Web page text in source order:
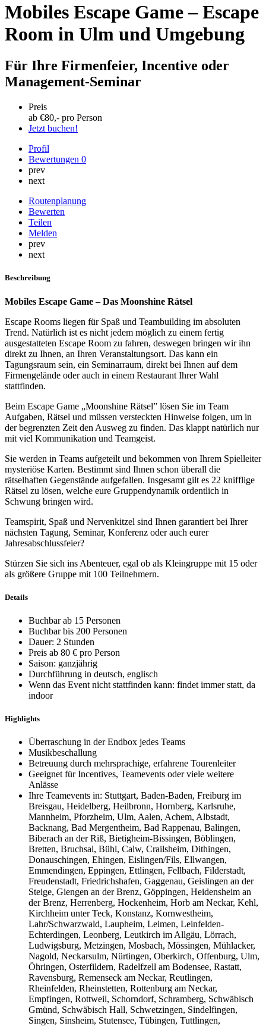
Mobiles Escape Game – Escape
Room in Ulm und Umgebung
Für Ihre Firmenfeier, Incentive oder
Management-Seminar
Preis
ab €80,- pro Person
Jetzt buchen!
Profil
Bewertungen 0
prev
next
Routenplanung
Bewerten
Teilen
Melden
prev
next
Beschreibung
Mobiles Escape Game – Das Moonshine Rätsel
Escape Rooms liegen für Spaß und Teambuilding im absoluten
Trend. Natürlich ist es nicht jedem möglich zu einem fertig
ausgestatteten Escape Room zu fahren, deswegen bringen wir ihn
direkt zu Ihnen, an Ihren Veranstaltungsort. Das kann ein
Tagungsraum sein, ein Seminarraum, direkt bei Ihnen auf dem
Firmengelände oder auch in einem Restaurant Ihrer Wahl
stattfinden.
Beim Escape Game „Moonshine Rätsel” lösen Sie im Team
Aufgaben, Rätsel und müssen versteckten Hinweise folgen, um in
der begrenzten Zeit den Ausweg zu finden. Das klappt natürlich nur
mit viel Kommunikation und Teamgeist.
Sie werden in Teams aufgeteilt und bekommen von Ihrem Spielleiter
mysteriöse Karten. Bestimmt sind Ihnen schon überall die
rätselhaften Gegenstände aufgefallen. Insgesamt gilt es 22 knifflige
Rätsel zu lösen, welche eure Gruppendynamik ordentlich in
Schwung bringen wird.
Teamspirit, Spaß und Nervenkitzel sind Ihnen garantiert bei Ihrer
nächsten Tagung, Seminar, Konferenz oder auch eurer
Jahresabschlussfeier?
Stürzen Sie sich ins Abenteuer, egal ob als Kleingruppe mit 15 oder
als größere Gruppe mit 100 Teilnehmern.
Details
Buchbar ab 15 Personen
Buchbar bis 200 Personen
Dauer: 2 Stunden
Preis ab 80 € pro Person
Saison: ganzjährig
Durchführung in deutsch, englisch
Wenn das Event nicht stattfinden kann: findet immer statt, da
indoor
Highlights
Überraschung in der Endbox jedes Teams
Musikbeschallung
Betreuung durch mehrsprachige, erfahrene Tourenleiter
Geeignet für Incentives, Teamevents oder viele weitere
Anlässe
Ihre Teamevents in: Stuttgart, Baden-Baden, Freiburg im
Breisgau, Heidelberg, Heilbronn, Hornberg, Karlsruhe,
Mannheim, Pforzheim, Ulm, Aalen, Achem, Albstadt,
Backnang, Bad Mergentheim, Bad Rappenau, Balingen,
Biberach an der Riß, Bietigheim-Bissingen, Böblingen,
Bretten, Bruchsal, Bühl, Calw, Crailsheim, Dithingen,
Donauschingen, Ehingen, Eislingen/Fils, Ellwangen,
Emmendingen, Eppingen, Ettlingen, Fellbach, Filderstadt,
Freudenstadt, Friedrichshafen, Gaggenau, Geislingen an der
Steige, Giengen an der Brenz, Göppingen, Heidensheim an
der Brenz, Herrenberg, Hockenheim, Horb am Neckar, Kehl,
Kirchheim unter Teck, Konstanz, Kornwestheim,
Lahr/Schwarzwald, Laupheim, Leimen, Leinfelden-
Echterdingen, Leonberg, Leutkirch im Allgäu, Lörrach,
Ludwigsburg, Metzingen, Mosbach, Mössingen, Mühlacker,
Nagold, Neckarsulm, Nürtingen, Oberkirch, Offenburg, Ulm,
Öhringen, Osterfildern, Radelfzell am Bodensee, Rastatt,
Ravensburg, Remenseck am Neckar, Reutlingen,
Rheinfelden, Rheinstetten, Rottenburg am Neckar,
Empfingen, Rottweil, Schorndorf, Schramberg, Schwäbisch
Gmünd, Schwäbisch Hall, Schwetzingen, Sindelfingen,
Singen, Sinsheim, Stutensee, Tübingen, Tuttlingen,